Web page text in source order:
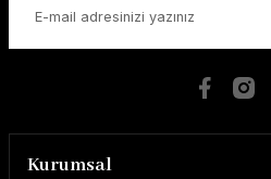
Kurumsal